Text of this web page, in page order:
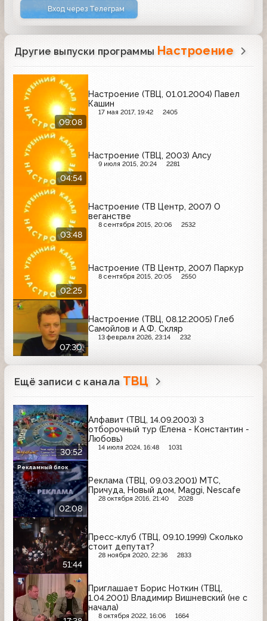
Вход через Телеграм
Другие выпуски программы Настроение
09:08
Настроение (ТВЦ, 01.01.2004) Павел
Кашин
17 мая 2017, 19:42 2405
04:54
Настроение (ТВЦ, 2003) Алсу
9 июля 2015, 20:24 2281
03:48
Настроение (ТВ Центр, 2007) О
веганстве
8 сентября 2015, 20:06 2532
02:25
Настроение (ТВ Центр, 2007) Паркур
8 сентября 2015, 20:05 2550
07:30
Настроение (ТВЦ, 08.12.2005) Глеб
Самойлов и А.Ф. Скляр
13 февраля 2026, 23:14 232
Ещё записи с канала ТВЦ
30:52
Алфавит (ТВЦ, 14.09.2003) 3
отборочный тур (Елена - Константин -
Любовь)
14 июля 2024, 16:48 1031
02:08
Реклама (ТВЦ, 09.03.2001) МТС,
Причуда, Новый дом, Maggi, Nescafe
28 октября 2016, 21:40 2028
Рекламный блок
51:44
Пресс-клуб (ТВЦ, 09.10.1999) Сколько
стоит депутат?
28 ноября 2020, 22:36 2833
Приглашает Борис Ноткин (ТВЦ,
1.04.2001) Владимир Вишневский (не с
начала)
8 октября 2022, 16:06 1664